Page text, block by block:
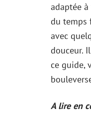
adaptée
du temps
avec
douceur.
ce guide,
A lire en